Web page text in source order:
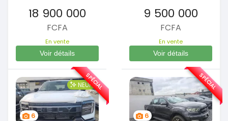
18 900 000
FCFA
En vente
Voir détails
9 500 000
FCFA
En vente
Voir détails
6
NEUFSPÉCIAL
6
SPÉCIAL